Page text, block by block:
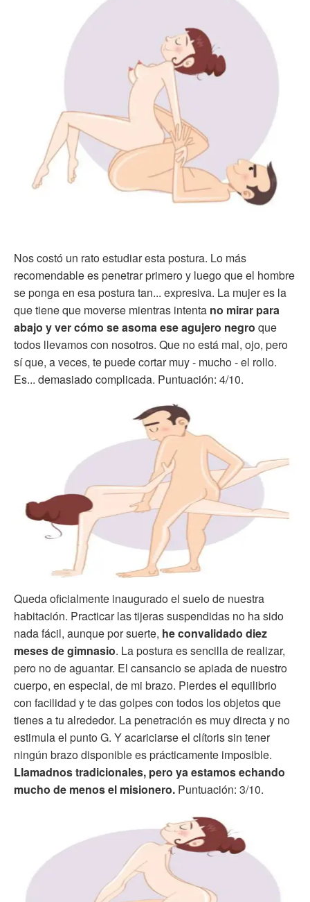
Nos costó un rato estudiar esta postura. Lo más
recomendable es penetrar primero y luego que el hombre
se ponga en esa postura tan... expresiva. La mujer es la
que tiene que moverse mientras intenta no mirar para
abajo y ver cómo se asoma ese agujero negro que
todos llevamos con nosotros. Que no está mal, ojo, pero
sí que, a veces, te puede cortar muy - mucho - el rollo.
Es... demasiado complicada. Puntuación: 4/10.
Queda oficialmente inaugurado el suelo de nuestra
habitación. Practicar las tijeras suspendidas no ha sido
nada fácil, aunque por suerte, he convalidado diez
meses de gimnasio. La postura es sencilla de realizar,
pero no de aguantar. El cansancio se apiada de nuestro
cuerpo, en especial, de mi brazo. Pierdes el equilibrio
con facilidad y te das golpes con todos los objetos que
tienes a tu alrededor. La penetración es muy directa y no
estimula el punto G. Y acariciarse el clítoris sin tener
ningún brazo disponible es prácticamente imposible.
Llamadnos tradicionales, pero ya estamos echando
mucho de menos el misionero. Puntuación: 3/10.